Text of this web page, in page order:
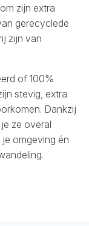
zijn extra
gerecyclede
zijn van
of 100%
stevig, extra
Dankzij
ze overal
omgeving én